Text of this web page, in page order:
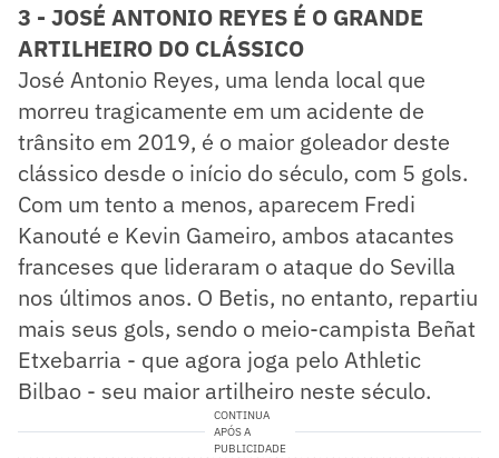
3 - JOSÉ ANTONIO REYES É O GRANDE
ARTILHEIRO DO CLÁSSICO
José Antonio Reyes, uma lenda local que
morreu tragicamente em um acidente de
trânsito em 2019, é o maior goleador deste
clássico desde o início do século, com 5 gols.
Com um tento a menos, aparecem Fredi
Kanouté e Kevin Gameiro, ambos atacantes
franceses que lideraram o ataque do Sevilla
nos últimos anos. O Betis, no entanto, repartiu
mais seus gols, sendo o meio-campista Beñat
Etxebarria - que agora joga pelo Athletic
Bilbao - seu maior artilheiro neste século.
CONTINUA
APÓS A
PUBLICIDADE